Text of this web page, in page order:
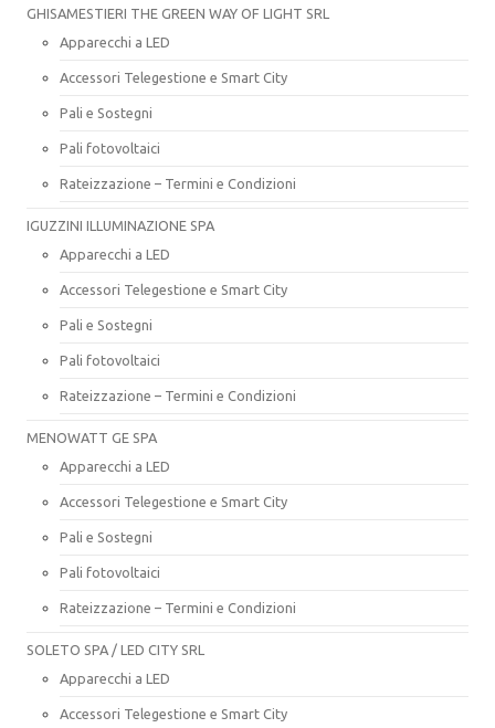
GHISAMESTIERI THE GREEN WAY OF LIGHT SRL
Apparecchi a LED
Accessori Telegestione e Smart City
Pali e Sostegni
Pali fotovoltaici
Rateizzazione – Termini e Condizioni
IGUZZINI ILLUMINAZIONE SPA
Apparecchi a LED
Accessori Telegestione e Smart City
Pali e Sostegni
Pali fotovoltaici
Rateizzazione – Termini e Condizioni
MENOWATT GE SPA
Apparecchi a LED
Accessori Telegestione e Smart City
Pali e Sostegni
Pali fotovoltaici
Rateizzazione – Termini e Condizioni
SOLETO SPA / LED CITY SRL
Apparecchi a LED
Accessori Telegestione e Smart City